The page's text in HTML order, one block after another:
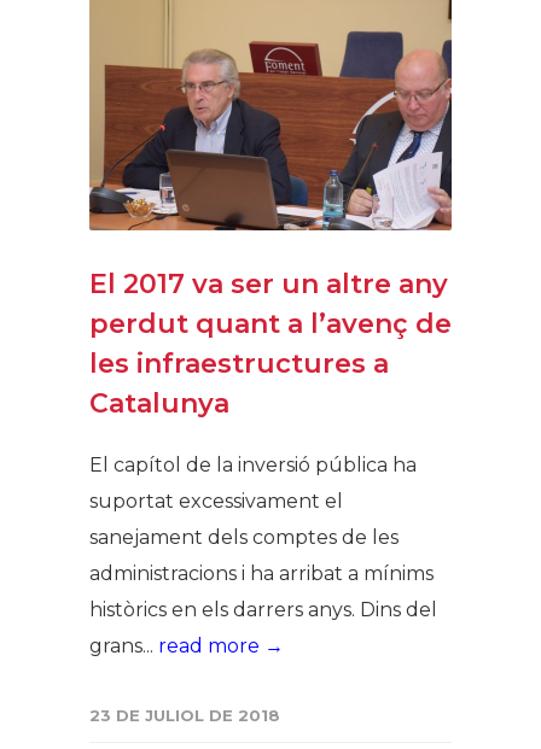
El 2017 va ser un altre any
perdut quant a l’avenç de
les infraestructures a
Catalunya
El capítol de la inversió pública ha
suportat excessivament el
sanejament dels comptes de les
administracions i ha arribat a mínims
històrics en els darrers anys. Dins del
grans... read more →
23 DE JULIOL DE 2018